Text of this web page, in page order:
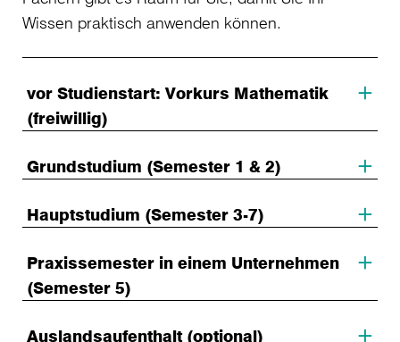
Wissen praktisch anwenden können.
vor Studienstart: Vorkurs Mathematik
(freiwillig)
Grundstudium (Semester 1 & 2)
Hauptstudium (Semester 3-7)
Praxissemester in einem Unternehmen
(Semester 5)
Auslandsaufenthalt (optional)